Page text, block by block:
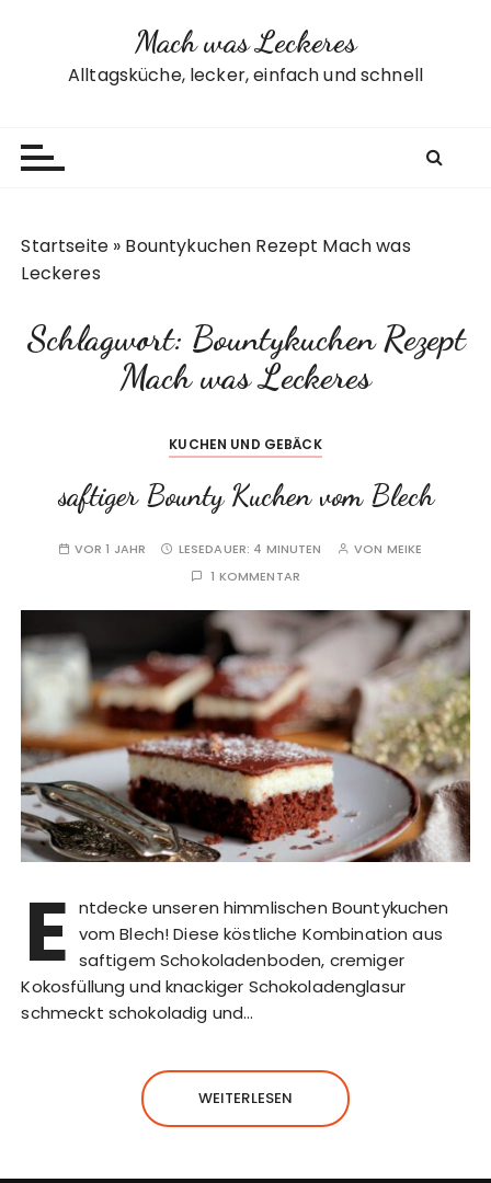
Mach was Leckeres
Alltagsküche, lecker, einfach und schnell
Startseite » Bountykuchen Rezept Mach was
Leckeres
Schlagwort: Bountykuchen Rezept
Mach was Leckeres
KUCHEN UND GEBÄCK
saftiger Bounty Kuchen vom Blech
VOR 1 JAHR LESEDAUER: 4 MINUTEN VON MEIKE
1 KOMMENTAR
E ntdecke unseren himmlischen Bountykuchen
vom Blech! Diese köstliche Kombination aus
saftigem Schokoladenboden, cremiger
Kokosfüllung und knackiger Schokoladenglasur
schmeckt schokoladig und…
WEITERLESEN